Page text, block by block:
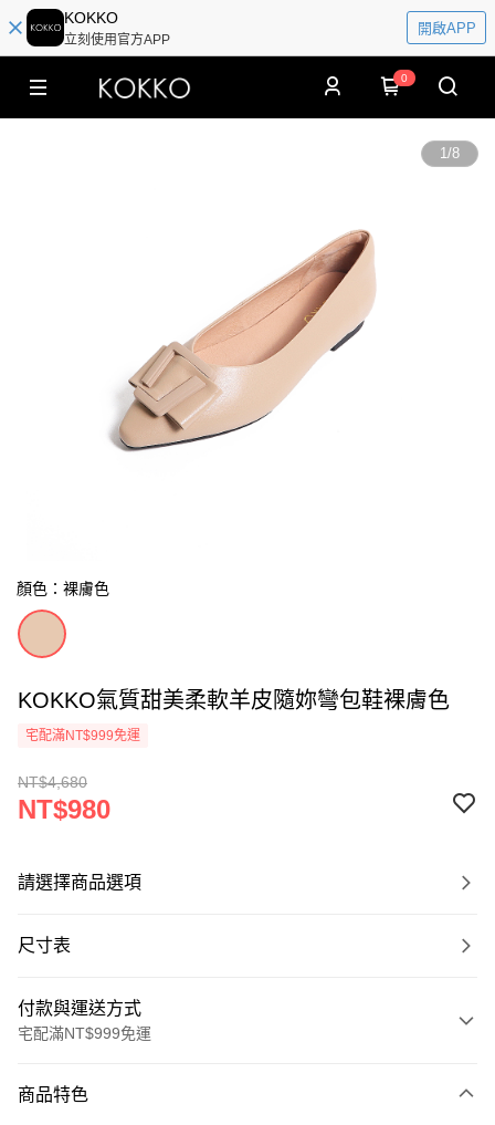
KOKKO
立刻使用官方APP
開啟APP
0
1/8
顏色：裸膚色
KOKKO氣質甜美柔軟羊皮隨妳彎包鞋裸膚色
宅配滿NT$999免運
NT$4,680
NT$980
請選擇商品選項
尺寸表
付款與運送方式
宅配滿NT$999免運
信用卡一次付款
商品特色